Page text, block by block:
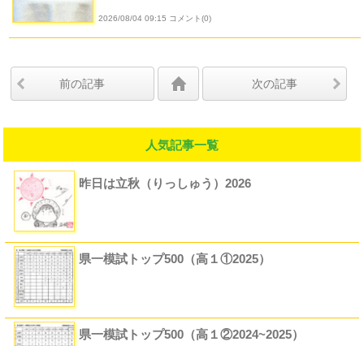
2026/08/04 09:15 コメント(0)
前の記事 次の記事
人気記事一覧
昨日は立秋（りっしゅう）2026
県一模試トップ500（高１①2025）
県一模試トップ500（高１②2024~2025）